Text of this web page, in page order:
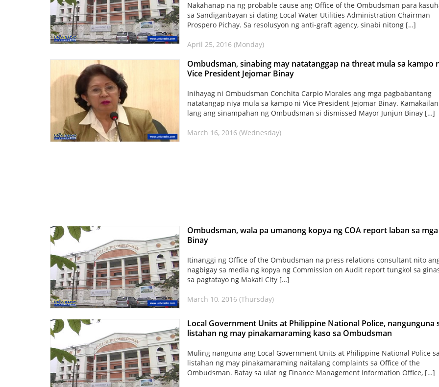
Nakahanap na ng probable cause ang Office of the Ombudsman para
sa Sandiganbayan si dating Local Water Utilities Administration Chairman
Prospero Pichay. Sa resolusyon ng anti-graft agency, sinabi nitong […]
April 25, 2016 (Monday)
Ombudsman, sinabing may natatanggap na threat mula sa kampo
Vice President Jejomar Binay
Inihayag ni Ombudsman Conchita Carpio Morales ang mga pagbabantang
natatangap niya mula sa kampo ni Vice President Jejomar Binay. Kamakailan
lang ang sinampahan ng Ombudsman si dismissed Mayor Junjun Binay […]
March 16, 2016 (Wednesday)
Ombudsman, wala pa umanong kopya ng COA report laban sa mga
Binay
Itinanggi ng Office of the Ombudsman na press relations consultant nito
nagbigay sa media ng kopya ng Commission on Audit report tungkol sa
sa pagtatayo ng Makati City […]
March 10, 2016 (Thursday)
Local Government Units at Philippine National Police, nangunguna
listahan ng may pinakamaraming kaso sa Ombudsman
Muling nanguna ang Local Government Units at Philippine National Police
listahan ng may pinakamaraming naitalang complaints sa Office of the
Ombudsman. Batay sa ulat ng Finance Management Information Office, […]